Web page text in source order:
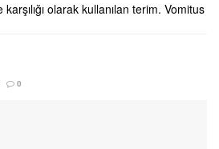
olarak kullanılan terim. Vomitus
0